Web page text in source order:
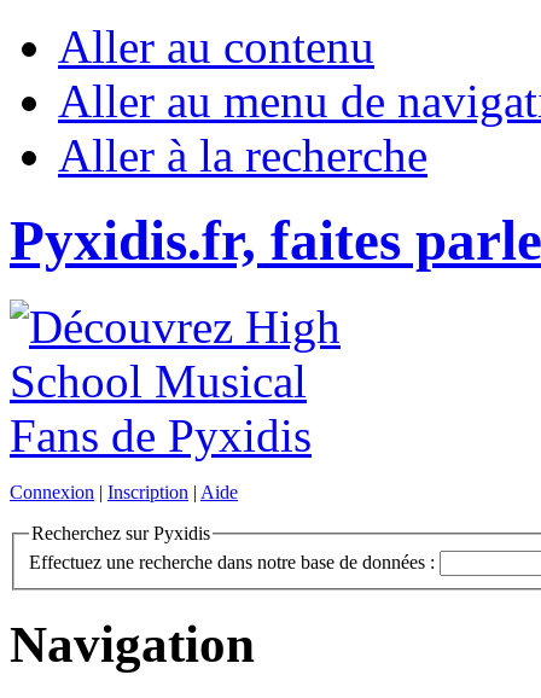
Aller au contenu
Aller au menu de
Aller à la recherche
Pyxidis.fr, faites
Connexion | Inscription | Aide
Recherchez sur Pyxidis
Effectuez une recherche dans notre base de données :
Navigation